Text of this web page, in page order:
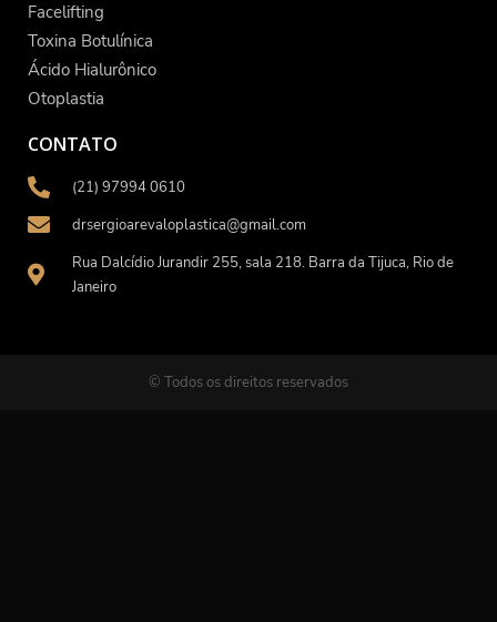
Facelifting
Toxina Botulínica
Ácido Hialurônico
Otoplastia
CONTATO
(21) 97994 0610
drsergioarevaloplastica@gmail.com
Rua Dalcídio Jurandir 255, sala 218. Barra da Tijuca, Rio de
Janeiro
© Todos os direitos reservados